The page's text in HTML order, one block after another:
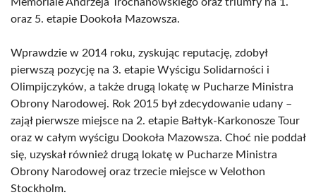
oraz 5. etapie Dookoła Mazowsza.
Wprawdzie w 2014 roku, zyskując reputację, zdobył
pierwszą pozycję na 3. etapie Wyścigu Solidarności i
Olimpijczyków, a także drugą lokatę w Pucharze Ministra
Obrony Narodowej. Rok 2015 był zdecydowanie udany –
zajął pierwsze miejsce na 2. etapie Bałtyk-Karkonosze Tour
oraz w całym wyścigu Dookoła Mazowsza. Choć nie poddał
się, uzyskał również drugą lokatę w Pucharze Ministra
Obrony Narodowej oraz trzecie miejsce w Velothon
Stockholm.